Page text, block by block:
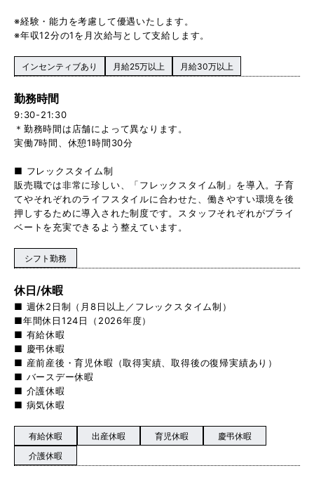
※経験・能力を考慮して優遇いたします。
※年収12分の1を月次給与として支給します。
インセンティブあり 月給25万以上 月給30万以上
勤務時間
9:30-21:30
＊勤務時間は店舗によって異なります。
実働7時間、休憩1時間30分
■ フレックスタイム制
販売職では非常に珍しい、「フレックスタイム制」を導入。子育
てやそれぞれのライフスタイルに合わせた、働きやすい環境を後
押しするために導入された制度です。スタッフそれぞれがプライ
ベートを充実できるよう整えています。
シフト勤務
休日/休暇
■ 週休2日制（月8日以上／フレックスタイム制）
■年間休日124日（2026年度）
■ 有給休暇
■ 慶弔休暇
■ 産前産後・育児休暇（取得実績、取得後の復帰実績あり）
■ バースデー休暇
■ 介護休暇
■ 病気休暇
有給休暇 出産休暇 育児休暇
慶弔休暇
介護休暇